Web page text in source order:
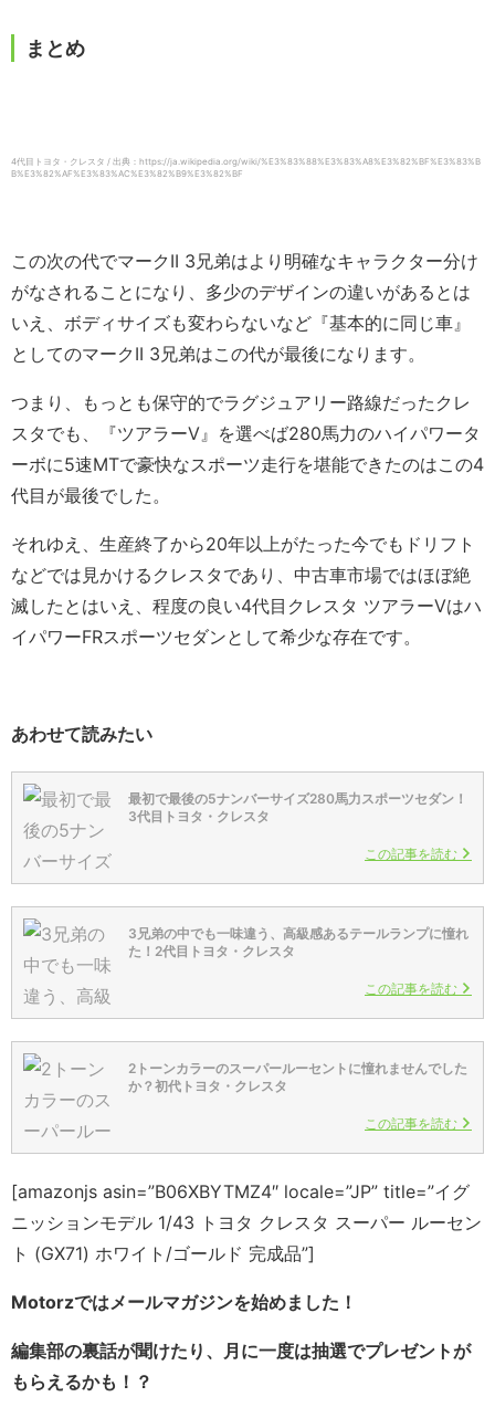
まとめ
4代目トヨタ・クレスタ / 出典：https://ja.wikipedia.org/wiki/%E3%83%88%E3%83%A8%E3%82%BF%E3%83%B
B%E3%82%AF%E3%83%AC%E3%82%B9%E3%82%BF
この次の代でマークII 3兄弟はより明確なキャラクター分け
がなされることになり、多少のデザインの違いがあるとは
いえ、ボディサイズも変わらないなど『基本的に同じ車』
としてのマークII 3兄弟はこの代が最後になります。
つまり、もっとも保守的でラグジュアリー路線だったクレ
スタでも、『ツアラーV』を選べば280馬力のハイパワータ
ーボに5速MTで豪快なスポーツ走行を堪能できたのはこの4
代目が最後でした。
それゆえ、生産終了から20年以上がたった今でもドリフト
などでは見かけるクレスタであり、中古車市場ではほぼ絶
滅したとはいえ、程度の良い4代目クレスタ ツアラーVはハ
イパワーFRスポーツセダンとして希少な存在です。
あわせて読みたい
最初で最後の5ナンバーサイズ280馬力スポーツセダン！
3代目トヨタ・クレスタ
この記事を読む
3兄弟の中でも一味違う、高級感あるテールランプに憧れ
た！2代目トヨタ・クレスタ
この記事を読む
2トーンカラーのスーパールーセントに憧れませんでした
か？初代トヨタ・クレスタ
この記事を読む
[amazonjs asin=”B06XBYTMZ4″ locale=”JP” title=”イグ
ニッションモデル 1/43 トヨタ クレスタ スーパー ルーセン
ト (GX71) ホワイト/ゴールド 完成品”]
Motorzではメールマガジンを始めました！
編集部の裏話が聞けたり、月に一度は抽選でプレゼントが
もらえるかも！？